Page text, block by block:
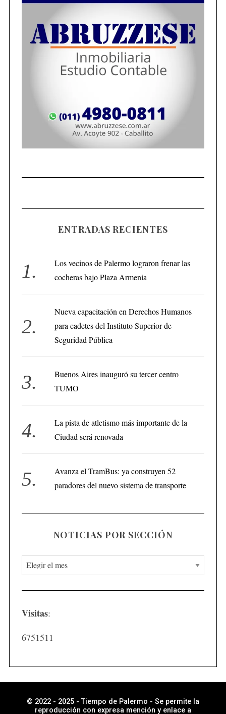
ENTRADAS RECIENTES
Los vecinos de Palermo lograron frenar las
cocheras bajo Plaza Armenia
Nueva capacitación en Derechos Humanos
para cadetes del Instituto Superior de
Seguridad Pública
Buenos Aires inauguró su tercer centro
TUMO
La pista de atletismo más importante de la
Ciudad será renovada
Avanza el TramBus: ya construyen 52
paradores del nuevo sistema de transporte
NOTICIAS POR SECCIÓN
N
o
t
c
i
Visitas:
6751511
© 2022 - 2025 - Tiempo de Palermo - Se permite la
reproducción con expresa mención y enlace a